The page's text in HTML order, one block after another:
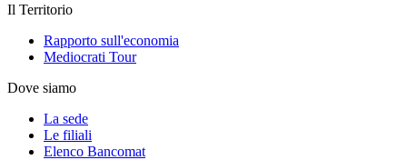
Il Territorio
Rapporto sull'economia
Mediocrati Tour
Dove siamo
La sede
Le filiali
Elenco Bancomat